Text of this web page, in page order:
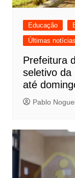
Educação
Últimas notícias
Prefeitura
seletivo da
até
Pablo